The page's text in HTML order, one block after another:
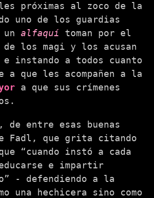
próximas al zoco de la
uno de los guardias
un alfaquí toman por el
de los magi y los acusan
instando a todos cuanto
a que les acompañen a la
a que sus crímenes
de entre esas buenas
Fadl, que grita citando
“cuando instó a cada
educarse e impartir
- defendiendo a la
una hechicera sino como